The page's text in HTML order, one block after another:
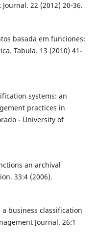
22 (2012) 20-36.
basada em funciones:
Tabula. 13 (2010) 41-
systems: an
practices in
- University of
an archival
33:4 (2006).
business classification
Journal. 26:1